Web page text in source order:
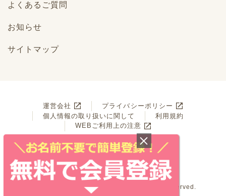
よくあるご質問
お知らせ
サイトマップ
運営会社
プライバシーポリシー
個人情報の取り扱いに関して
利用規約
WEBご利用上の注意
© Benesse Style Care Co.,Ltd. All Rights Reserved.